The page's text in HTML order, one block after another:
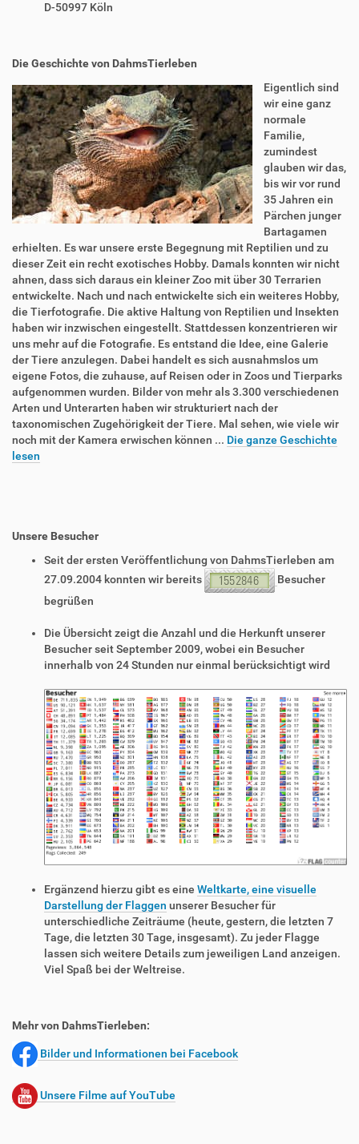
D-50997 Köln
Die Geschichte von DahmsTierleben
Eigentlich sind
wir eine ganz
normale
Familie,
zumindest
glauben wir das,
bis wir vor rund
35 Jahren ein
Pärchen junger
Bartagamen
erhielten. Es war unsere erste Begegnung mit Reptilien und zu
dieser Zeit ein recht exotisches Hobby. Damals konnten wir nicht
ahnen, dass sich daraus ein kleiner Zoo mit über 30 Terrarien
entwickelte. Nach und nach entwickelte sich ein weiteres Hobby,
die Tierfotografie. Die aktive Haltung von Reptilien und Insekten
haben wir inzwischen eingestellt. Stattdessen konzentrieren wir
uns mehr auf die Fotografie. Es entstand die Idee, eine Galerie
der Tiere anzulegen. Dabei handelt es sich ausnahmslos um
eigene Fotos, die zuhause, auf Reisen oder in Zoos und Tierparks
aufgenommen wurden. Bilder von mehr als 3.300 verschiedenen
Arten und Unterarten haben wir strukturiert nach der
taxonomischen Zugehörigkeit der Tiere. Mal sehen, wie viele wir
noch mit der Kamera erwischen können ... Die ganze Geschichte
lesen
Unsere Besucher
Seit der ersten Veröffentlichung von DahmsTierleben am
27.09.2004 konnten wir bereits
Besucher
begrüßen
Die Übersicht zeigt die Anzahl und die Herkunft unserer
Besucher seit September 2009, wobei ein Besucher
innerhalb von 24 Stunden nur einmal berücksichtigt wird
Ergänzend hierzu gibt es eine Weltkarte, eine visuelle
Darstellung der Flaggen unserer Besucher für
unterschiedliche Zeiträume (heute, gestern, die letzten 7
Tage, die letzten 30 Tage, insgesamt). Zu jeder Flagge
lassen sich weitere Details zum jeweiligen Land anzeigen.
Viel Spaß bei der Weltreise.
Mehr von DahmsTierleben:
Bilder und Informationen bei Facebook
Unsere Filme auf YouTube